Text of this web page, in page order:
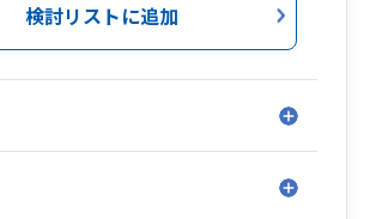
検討リストに追加